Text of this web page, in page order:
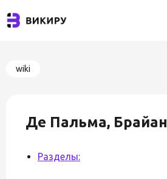
wiki
Де Пальма, Брайан
Разделы: